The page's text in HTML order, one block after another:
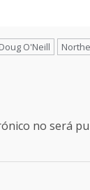
Doug O'Neill
no será